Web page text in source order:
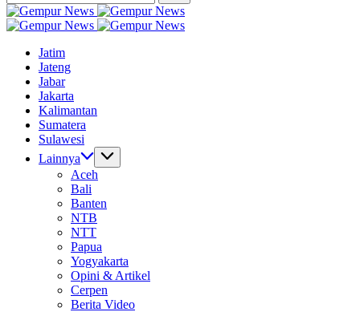
Search
Gempur
News
Jelajah
Dunia
Tanpa
Batas
Gempur
Informasi
Dunia
Tanpa
Batas
Jatim
Jateng
Jabar
Jakarta
Kalimantan
Sumatera
Sulawesi
Lainnya
Aceh
Bali
Banten
NTB
NTT
Papua
Yogyakarta
Opini & Artikel
Cerpen
Berita Video